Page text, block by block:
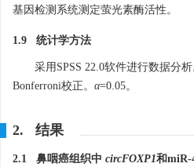
基因检测系统测定萤光素酶活性。
1.9 统计学方法
采用SPSS 22.0软件进行数据分
Bonferroni校正。 α=0.05。
2. 结果
2.1 鼻咽癌组织中 circFOXP1和miR-